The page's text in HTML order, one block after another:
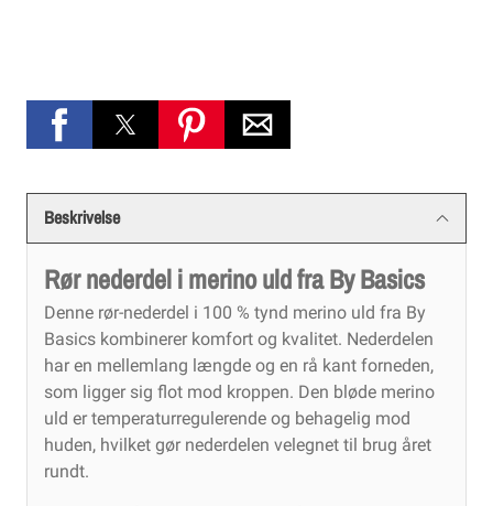
Beskrivelse
Rør nederdel i merino uld fra By Basics
Denne rør-nederdel i 100 % tynd merino uld fra By
Basics kombinerer komfort og kvalitet. Nederdelen
har en mellemlang længde og en rå kant forneden,
som ligger sig flot mod kroppen. Den bløde merino
uld er temperaturregulerende og behagelig mod
huden, hvilket gør nederdelen velegnet til brug året
rundt.